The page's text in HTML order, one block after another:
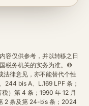
容仅供参考，并以转移之日
税务机关的实务为准。©
律意见，亦不能替代个性
244 bis A、L.169 LPF 条；
）第 4 条；1990 年 12 月
2 条及第 24-bis 条；2024